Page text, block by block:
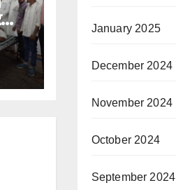
January 2025
December 2024
November 2024
October 2024
September 2024